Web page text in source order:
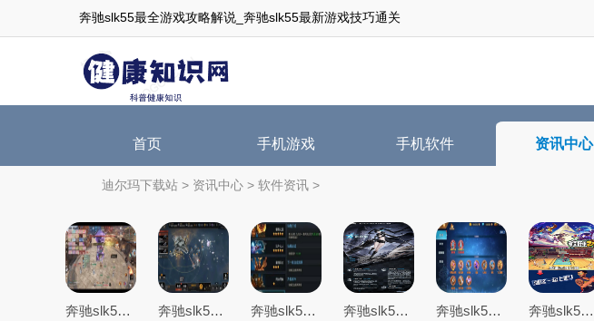
奔驰slk55最全游戏攻略解说_奔驰slk55最新游戏技巧通关
首页 手机游戏 手机软件 资讯中心
迪尔玛下载站 > 资讯中心 > 软件资讯 >
奔驰slk55最全游戏攻略解说_奔驰slk55最新游戏技巧通关 奔驰slk55最全游戏攻略解说_奔驰slk55最新游戏技巧通关 奔驰slk55最全游戏攻略解说_奔驰slk55最新游戏技巧通关 奔驰slk55最全游戏攻略解说_奔驰slk55最新游戏技巧通关 奔驰slk55最全游戏攻略解说_奔驰slk55最新游戏技巧通关 奔驰slk55最全游戏攻略解说_奔驰slk55最新游戏技巧通关